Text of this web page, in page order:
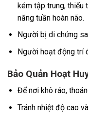
kém tập trung, thiếu
năng tuần hoàn não.
Người bị di chứng
Người hoạt động trí
Bảo Quản Hoạt
Để nơi khô ráo,
Tránh nhiệt độ cao